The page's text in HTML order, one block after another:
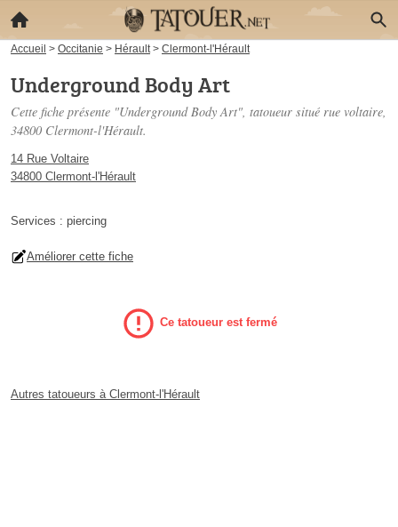
Accueil > Occitanie > Hérault > Clermont-l'Hérault
Underground Body Art
Cette fiche présente "Underground Body Art", tatoueur situé rue voltaire,
34800 Clermont-l'Hérault.
14 Rue Voltaire
34800 Clermont-l'Hérault
Services : piercing
Améliorer cette fiche
Ce tatoueur est fermé
Autres tatoueurs à Clermont-l'Hérault